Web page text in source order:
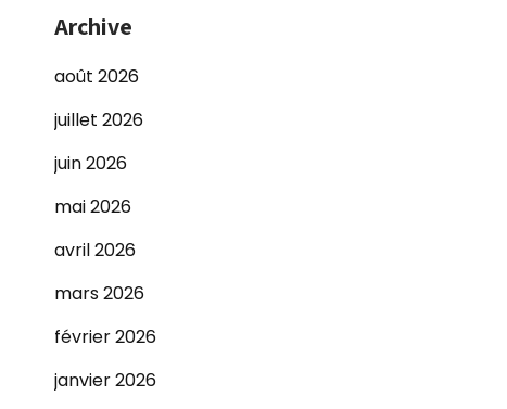
Archive
août 2026
juillet 2026
juin 2026
mai 2026
avril 2026
mars 2026
février 2026
janvier 2026